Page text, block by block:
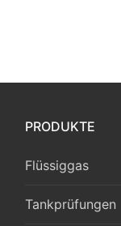
PRODUKTE
Flüssiggas
Tankprüfungen